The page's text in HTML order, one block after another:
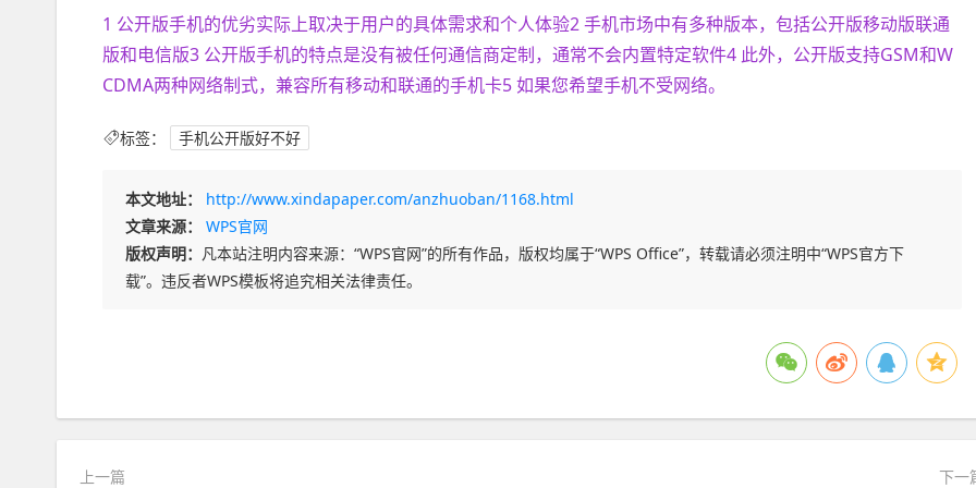
1 公开版手机的优劣实际上取决于用户的具体需求和个人体验2 手机市场中有多种版本，包括公开版移动版联通
版和电信版3 公开版手机的特点是没有被任何通信商定制，通常不会内置特定软件4 此外，公开版支持GSM和W
CDMA两种网络制式，兼容所有移动和联通的手机卡5 如果您希望手机不受网络。
标签： 手机公开版好不好
本文地址：
http://www.xindapaper.com/anzhuoban/1168.html
文章来源：
WPS官网
版权声明： 凡本站注明内容来源：“WPS官网”的所有作品，版权均属于“WPS Office”，转载请必须注明中“WPS官方下
载”。违反者WPS模板将追究相关法律责任。
上一篇 下一